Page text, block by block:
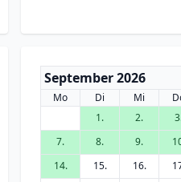
September 2026
Mo Di Mi
1.
2.
7.
8. 9.
14.
15. 16.